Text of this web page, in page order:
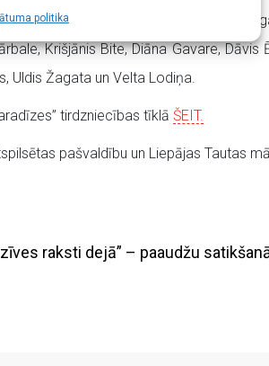
politika
ceļā un bezgalības jeb
Krišjānis Bite, Diāna Gavare, Dāvis
Uldis Žagata un Velta Lodiņa.
tirdzniecības tīklā ŠEIT.
pašvaldību un Liepājas Tautas
raksti dejā” – paaudžu